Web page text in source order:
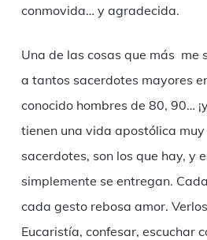
conmovida… y agradecida.
Una de las cosas que más me
a tantos sacerdotes mayores
conocido hombres de 80, 90…
tienen una vida apostólica
sacerdotes, son los que hay, y
simplemente se entregan.
cada gesto rebosa amor.
Eucaristía, confesar, escuchar